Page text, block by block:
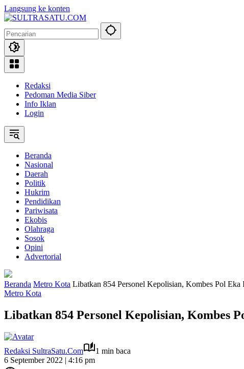
Langsung ke konten
Redaksi
Pedoman Media Siber
Info Iklan
Login
Beranda
Nasional
Daerah
Politik
Hukrim
Pendidikan
Pariwisata
Ekobis
Olahraga
Sosok
Opini
Advertorial
Beranda Metro Kota Libatkan 854 Personel Kepolisian, Kombes Pol
Metro Kota
Libatkan 854 Personel Kepolisian, Kombes
Redaksi SultraSatu.Com
1 min baca
6 September 2022 | 4:16 pm